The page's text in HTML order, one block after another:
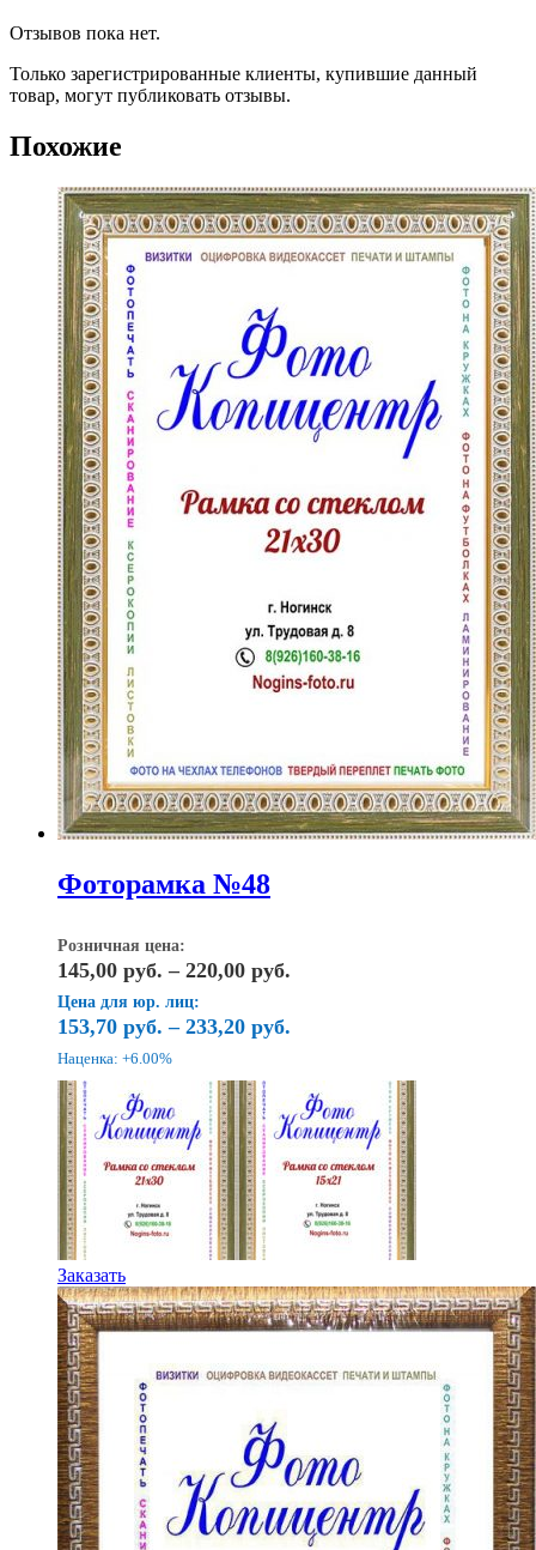
Отзывов пока нет.
Только зарегистрированные клиенты, купившие данный
товар, могут публиковать отзывы.
Похожие
Фоторамка №48
Розничная цена:
145,00 руб. – 220,00 руб.
220,00
руб.
Цена для юр. лиц:
153,70 руб. – 233,20 руб.
Наценка: +6.00%
ЗаказатьЭтот
товар
имеет
несколько
вариаций.
Опции
можно
выбрать
на
странице
товара.